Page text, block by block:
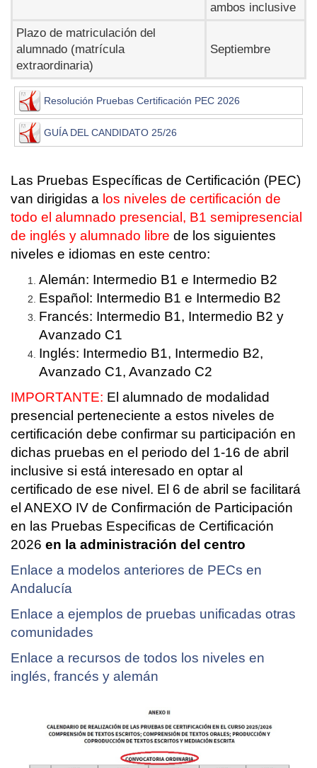
ambos inclusive
Plazo de matriculación del
alumnado (matrícula
extraordinaria)
Septiembre
Resolución Pruebas Certificación PEC 2026
GUÍA DEL CANDIDATO 25/26
Las Pruebas Específicas de Certificación (PEC)
van dirigidas a los niveles de certificación de
todo el alumnado presencial, B1 semipresencial
de inglés y alumnado libre de los siguientes
niveles e idiomas en este centro:
Alemán: Intermedio B1 e Intermedio B2
Español: Intermedio B1 e Intermedio B2
Francés: Intermedio B1, Intermedio B2 y
Avanzado C1
Inglés: Intermedio B1, Intermedio B2,
Avanzado C1, Avanzado C2
IMPORTANTE: El alumnado de modalidad
presencial perteneciente a estos niveles de
certificación debe confirmar su participación en
dichas pruebas en el periodo del 1-16 de abril
inclusive si está interesado en optar al
certificado de ese nivel. El 6 de abril se facilitará
el ANEXO IV de Confirmación de Participación
en las Pruebas Especificas de Certificación
2026 en la administración del centro
Enlace a modelos anteriores de PECs en
Andalucía
Enlace a ejemplos de pruebas unificadas otras
comunidades
Enlace a recursos de todos los niveles en
inglés, francés y alemán